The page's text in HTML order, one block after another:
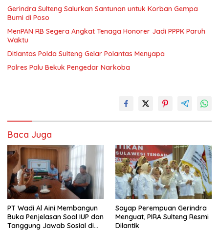
Gerindra Sulteng Salurkan Santunan untuk Korban Gempa
Bumi di Poso
MenPAN RB Segera Angkat Tenaga Honorer Jadi PPPK Paruh
Waktu
Ditlantas Polda Sulteng Gelar Polantas Menyapa
Polres Palu Bekuk Pengedar Narkoba
Baca Juga
PT Wadi Al Aini Membangun
Buka Penjelasan Soal IUP dan
Tanggung Jawab Sosial di
Sayap Perempuan Gerindra
Menguat, PIRA Sulteng Resmi
Dilantik